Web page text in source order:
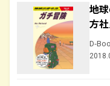
地
方
D-